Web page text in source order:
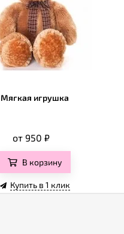
Мягкая игрушка
от 950 ₽
В корзину
Купить в 1 клик